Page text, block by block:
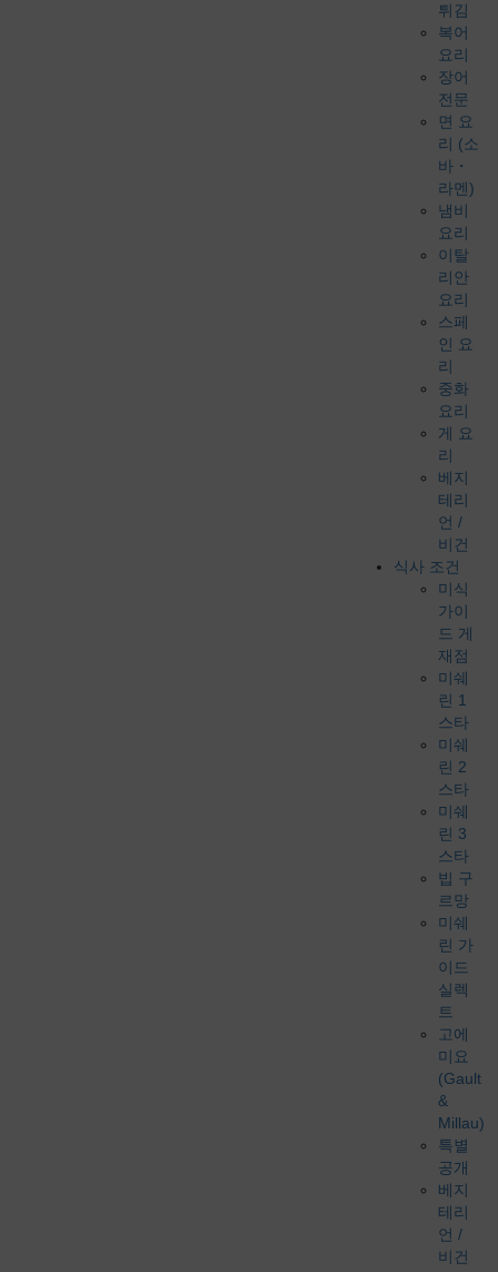
튀김
복어
요리
장어
전문
면 요
리 (소
바・
라멘)
냄비
요리
이탈
리안
요리
스페
인 요
리
중화
요리
게 요
리
베지
테리
언 /
비건
식사 조건
미식
가이
드 게
재점
미쉐
린 1
스타
미쉐
린 2
스타
미쉐
린 3
스타
빕 구
르망
미쉐
린 가
이드
실렉
트
고에
미요
(Gault
&
Millau)
특별
공개
베지
테리
언 /
비건